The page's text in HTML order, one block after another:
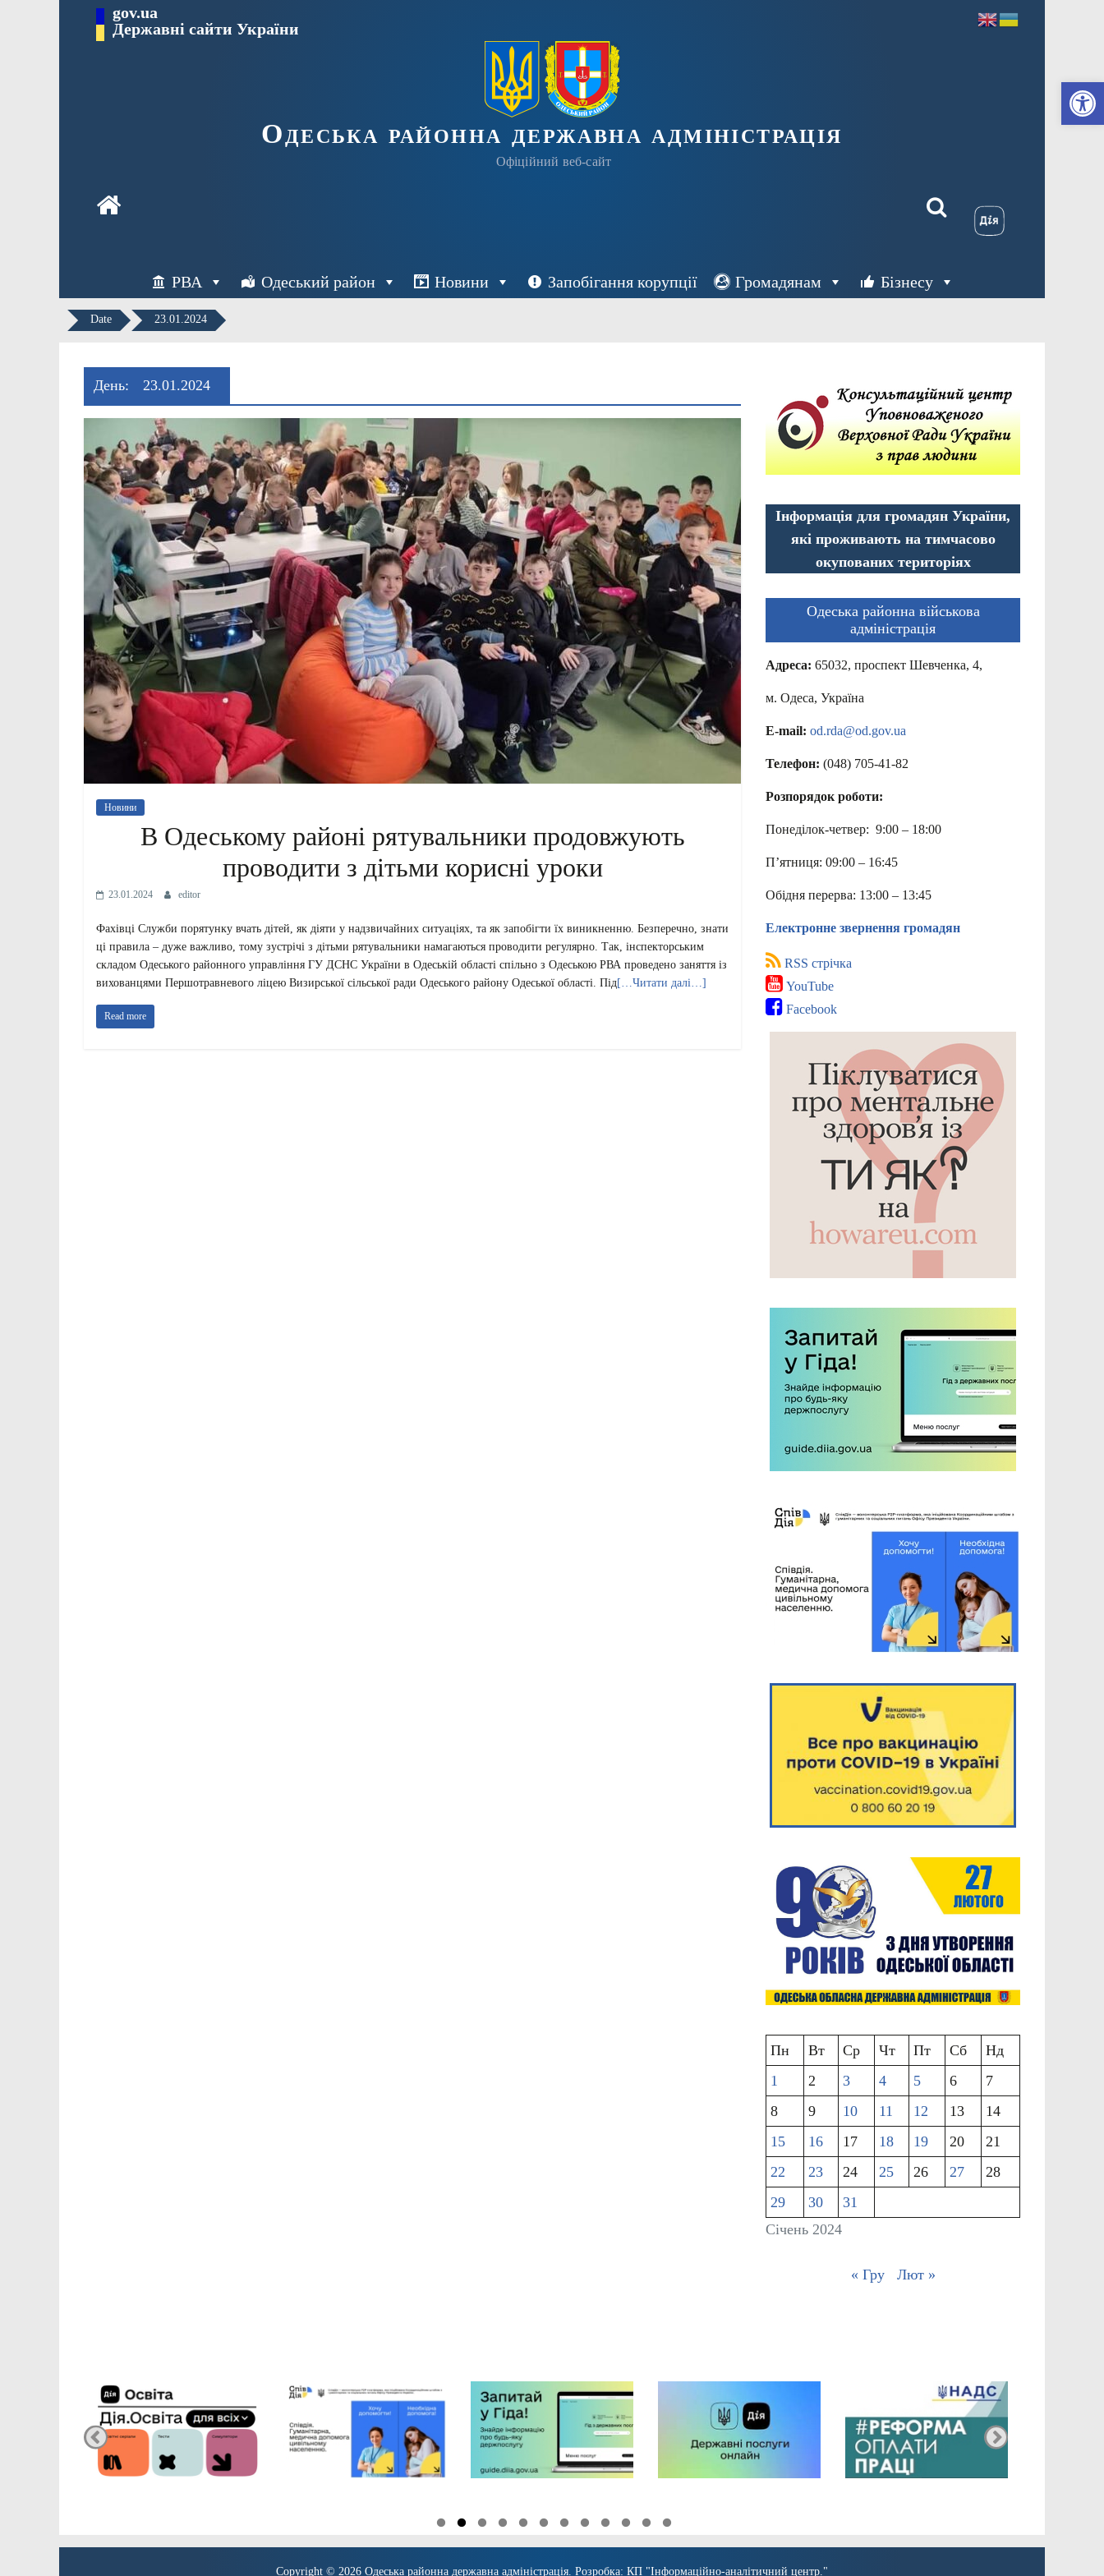
Перейти gov.ua
Державні сайти України
Одеська районна державна адміністрація
Офіційний веб-сайт
РВА Одеський район Новини Запобігання корупції Громадянам Бізнесу
Date 23.01.2024
День: 23.01.2024
Новини
В Одеському районі рятувальники продовжують
проводити з дітьми корисні уроки
23.01.2024 editor
Фахівці Служби порятунку вчать дітей, як діяти у надзвичайних ситуаціях, та як запобігти їх виникненню. Безперечно, знати
ці правила – дуже важливо, тому зустрічі з дітьми рятувальники намагаються проводити регулярно. Так, інспекторським
складом Одеського районного управління ГУ ДСНС України в Одеській області спільно з Одеською РВА проведено заняття із
вихованцями Першотравневого ліцею Визирської сільської ради Одеського району Одеської області. Під[…Читати далі…]
Read more
Інформація для громадян України,
які проживають на тимчасово
окупованих територіях
Одеська районна військова
адміністрація
Адреса: 65032, проспект Шевченка, 4,
м. Одеса, Україна
E-mail: od.rda@od.gov.ua
Телефон: (048) 705-41-82
Розпорядок роботи:
Понеділок-четвер: 9:00 – 18:00
П’ятниця: 09:00 – 16:45
Обідня перерва: 13:00 – 13:45
Електронне звернення громадян
RSS стрічка
YouTube
Facebook
Січень 2024
Пн Вт Ср Чт Пт Сб
Нд
1
2 3 4 5 6
7
8
9 10 11 12 13
14
15
16 17 18 19 20
21
22
23 24 25 26 27
28
29
30 31
« Гру Лют »
Copyright © 2026 Одеська районна державна адміністрація . Розробка: КП "Інформаційно-аналітичний центр."